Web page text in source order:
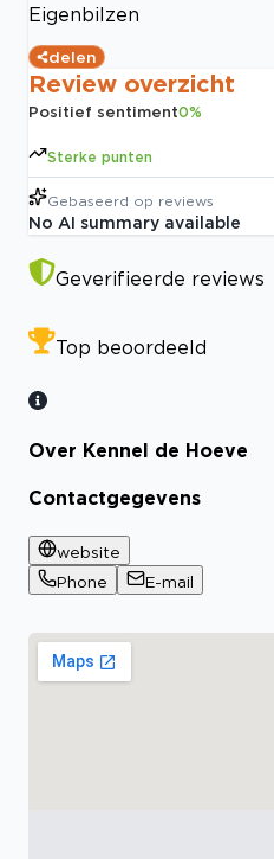
Eigenbilzen
delen
Review overzicht
Positief sentiment0%
Sterke punten
Gebaseerd op reviews
No AI summary available
Geverifieerde reviews
Top beoordeeld
Over Kennel de Hoeve
Contactgegevens
website
Phone
E-mail